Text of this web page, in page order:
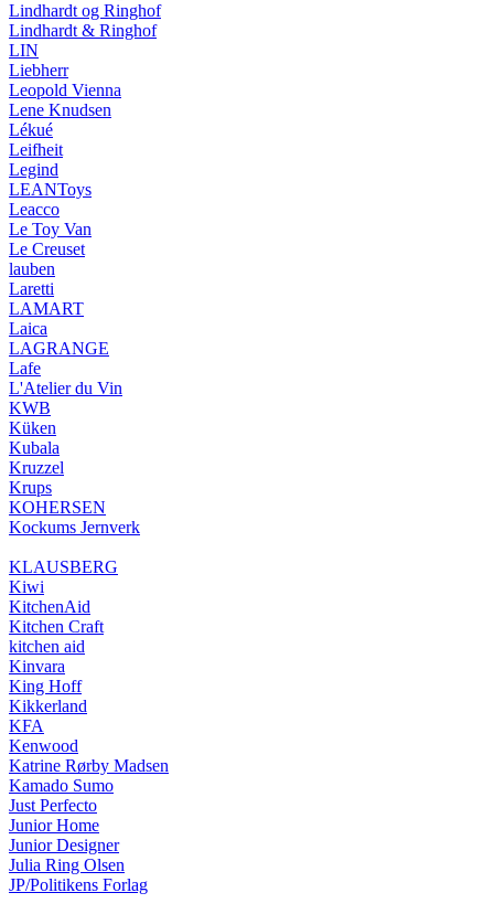
Lindhardt og Ringhof
Lindhardt & Ringhof
LIN
Liebherr
Leopold Vienna
Lene Knudsen
Lékué
Leifheit
Legind
LEANToys
Leacco
Le Toy Van
Le Creuset
lauben
Laretti
LAMART
Laica
LAGRANGE
Lafe
L'Atelier du Vin
KWB
Küken
Kubala
Kruzzel
Krups
KOHERSEN
Kockums Jernverk
KLAUSBERG
Kiwi
KitchenAid
Kitchen Craft
kitchen aid
Kinvara
King Hoff
Kikkerland
KFA
Kenwood
Katrine Rørby Madsen
Kamado Sumo
Just Perfecto
Junior Home
Junior Designer
Julia Ring Olsen
JP/Politikens Forlag